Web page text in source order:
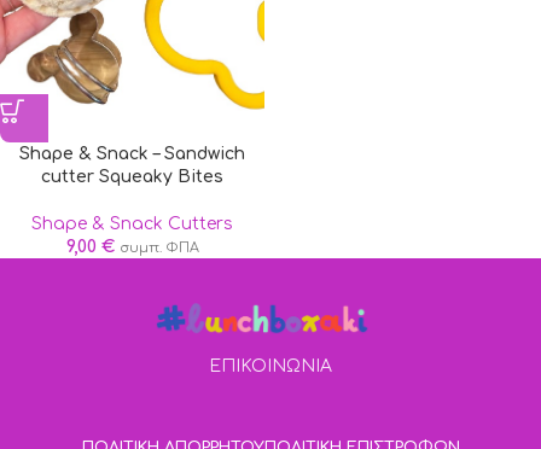
Shape & Snack – Sandwich
cutter Squeaky Bites
Shape & Snack Cutters
9,00 € συμπ. ΦΠΑ
ΕΠΙΚΟΙΝΩΝΙΑ